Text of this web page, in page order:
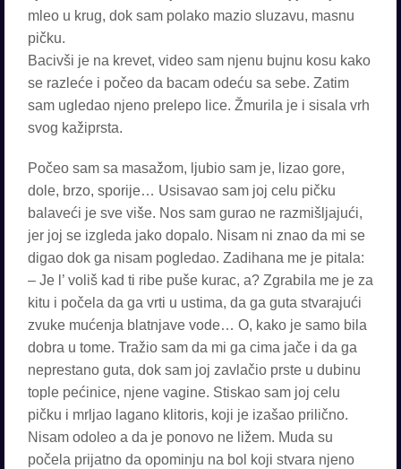
mleo u krug, dok sam polako mazio sluzavu, masnu
pičku.
Bacivši je na krevet, video sam njenu bujnu kosu kako
se razleće i počeo da bacam odeću sa sebe. Zatim
sam ugledao njeno prelepo lice. Žmurila je i sisala vrh
svog kažiprsta.
Počeo sam sa masažom, ljubio sam je, lizao gore,
dole, brzo, sporije… Usisavao sam joj celu pičku
balaveći je sve više. Nos sam gurao ne razmišljajući,
jer joj se izgleda jako dopalo. Nisam ni znao da mi se
digao dok ga nisam pogledao. Zadihana me je pitala:
– Je l’ voliš kad ti ribe puše kurac, a? Zgrabila me je za
kitu i počela da ga vrti u ustima, da ga guta stvarajući
zvuke mućenja blatnjave vode… O, kako je samo bila
dobra u tome. Tražio sam da mi ga cima jače i da ga
neprestano guta, dok sam joj zavlačio prste u dubinu
tople pećinice, njene vagine. Stiskao sam joj celu
pičku i mrljao lagano klitoris, koji je izašao prilično.
Nisam odoleo a da je ponovo ne ližem. Muda su
počela prijatno da opominju na bol koji stvara njeno